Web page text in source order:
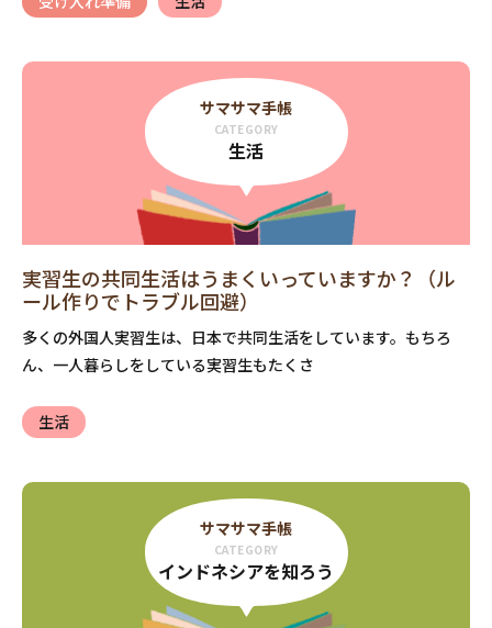
サマサマ手帳
CATEGORY
生活
実習生の共同生活はうまくいっていますか？（ル
ール作りでトラブル回避）
多くの外国人実習生は、日本で共同生活をしています。もちろ
ん、一人暮らしをしている実習生もたくさ
生活
サマサマ手帳
CATEGORY
インドネシアを知ろう